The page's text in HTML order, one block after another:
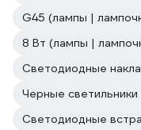
G45 (лампы |
8 Вт (лампы |
Черные